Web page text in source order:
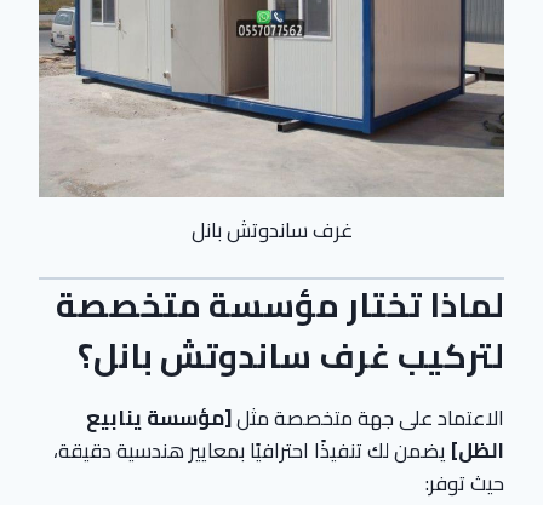
غرف ساندوتش بانل
لماذا تختار مؤسسة متخصصة
لتركيب غرف ساندوتش بانل؟
الاعتماد على جهة متخصصة مثل[مؤسسة ينابيع
الظل]يضمن لك تنفيذًا احترافيًا بمعايير هندسية دقيقة،
حيث توفر: